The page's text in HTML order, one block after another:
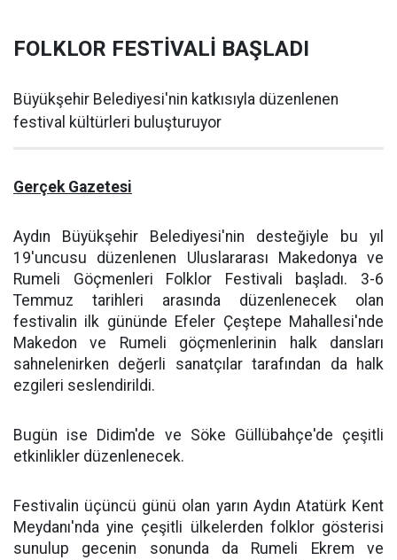
FOLKLOR FESTİVALİ BAŞLADI
Büyükşehir Belediyesi'nin katkısıyla düzenlenen
festival kültürleri buluşturuyor
Gerçek Gazetesi
Aydın Büyükşehir Belediyesi'nin desteğiyle bu yıl
19'uncusu düzenlenen Uluslararası Makedonya ve
Rumeli Göçmenleri Folklor Festivali başladı. 3-6
Temmuz tarihleri arasında düzenlenecek olan
festivalin ilk gününde Efeler Çeştepe Mahallesi'nde
Makedon ve Rumeli göçmenlerinin halk dansları
sahnelenirken değerli sanatçılar tarafından da halk
ezgileri seslendirildi.
Bugün ise Didim'de ve Söke Güllübahçe'de çeşitli
etkinlikler düzenlenecek.
Festivalin üçüncü günü olan yarın Aydın Atatürk Kent
Meydanı'nda yine çeşitli ülkelerden folklor gösterisi
sunulup gecenin sonunda da Rumeli Ekrem ve